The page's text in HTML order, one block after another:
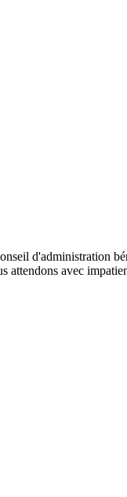
d'administration
attendons avec